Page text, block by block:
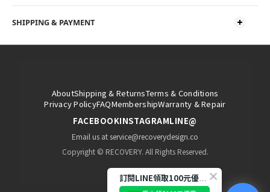
SHIPPING & PAYMENT
AboutShipping & ReturnsTerms & Conditions
Privacy PolicyFAQMembershipWarranty & Repair
FACEBOOKINSTAGRAMLINE@
Email us at service@recoverydesign.co
Copyright © RECOVERY. All Rights Reserved.
訂閱LINE領取100元優惠券!